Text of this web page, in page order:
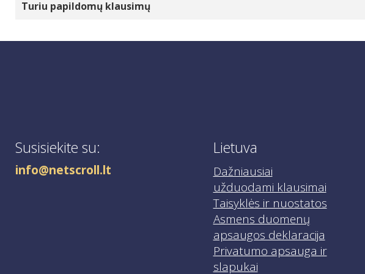
info@netscroll.ltir gausite nurodymus, kaip pateikti skundą.
Turiu papildomų klausimų
Susisiekite su:
info@netscroll.lt
Lietuva
Dažniausiai
užduodami klausimai
Taisyklės ir nuostatos
Asmens duomenų
apsaugos deklaracija
Privatumo apsauga ir
slapukai